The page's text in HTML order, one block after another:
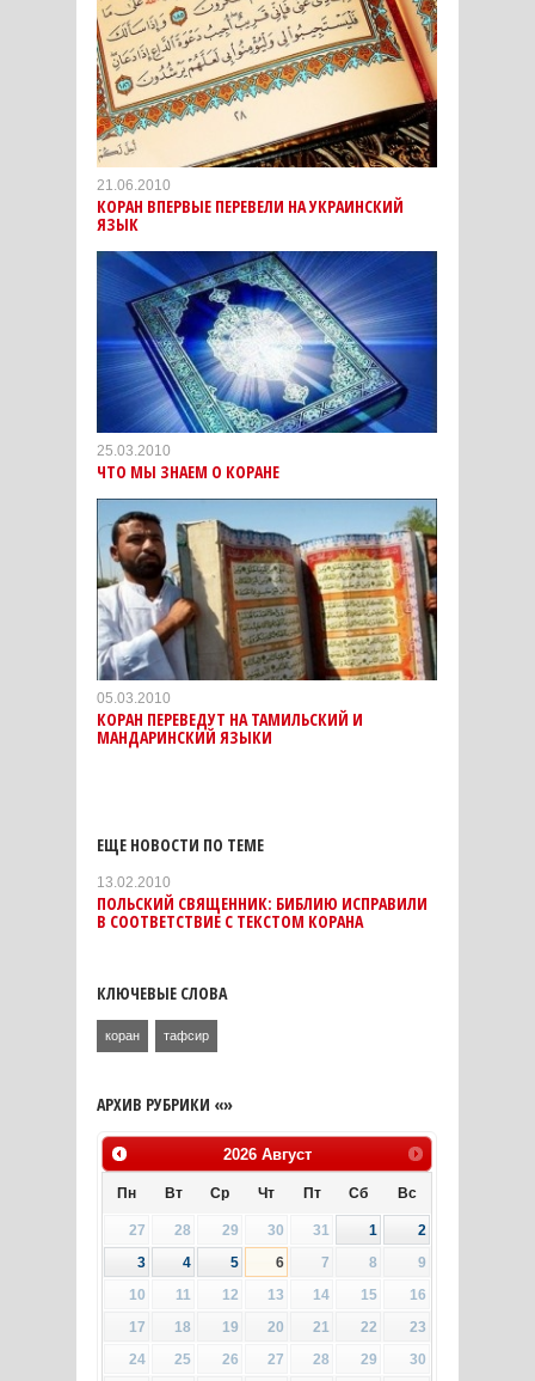
21.06.2010
КОРАН ВПЕРВЫЕ ПЕРЕВЕЛИ НА УКРАИНСКИЙ
ЯЗЫК
25.03.2010
ЧТО МЫ ЗНАЕМ О КОРАНЕ
05.03.2010
КОРАН ПЕРЕВЕДУТ НА ТАМИЛЬСКИЙ И
МАНДАРИНСКИЙ ЯЗЫКИ
ЕЩЕ НОВОСТИ ПО ТЕМЕ
13.02.2010
ПОЛЬСКИЙ СВЯЩЕННИК: БИБЛИЮ ИСПРАВИЛИ
В СООТВЕТСТВИЕ С ТЕКСТОМ КОРАНА
КЛЮЧЕВЫЕ СЛОВА
коран тафсир
АРХИВ РУБРИКИ «»
2026 Август
Пн Вт Ср Чт Пт Сб Вс
27 28 29 30 31 1
2
3
4 5 6 7 8
9
10
11 12 13 14 15
16
17
18 19 20 21 22
23
24
25 26 27 28 29
30